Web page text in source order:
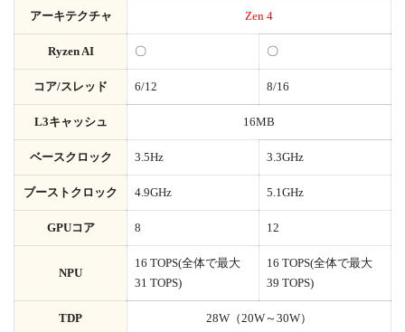
アーキテクチャ Zen 4
Ryzen AI 〇 〇
コア/スレッド 6/12 8/16
L3キャッシュ 16MB
ベースクロック 3.5Hz 3.3GHz
ブーストクロック 4.9GHz 5.1GHz
GPUコア 8 12
NPU
16 TOPS(全体で最大
31 TOPS)
16 TOPS(全体で最大
39 TOPS)
TDP 28W（20W～30W）